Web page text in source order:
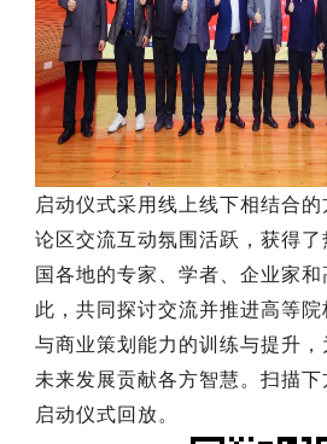
启动仪式采用线上线下相结合的
论区交流互动氛围活跃，获得
国各地的专家、学者、企业家
此，共同探讨交流并推进高等
与商业策划能力的训练与提升
未来发展贡献各方智慧。扫描
启动仪式回放。